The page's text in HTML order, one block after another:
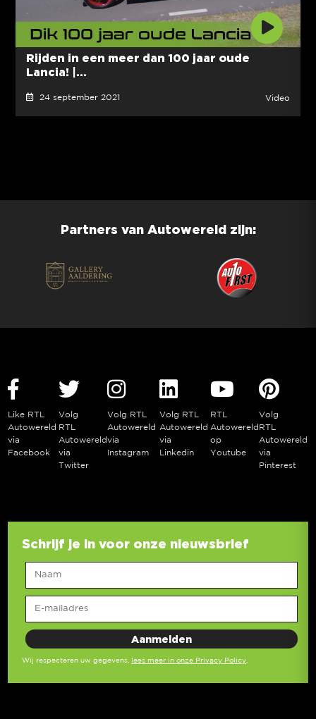
Rijden in een meer dan 100 jaar oude
Lancia! |...
24 september 2021 Video
Partners van Autowereld zijn:
Like RTL
Autowereld
via
Facebook
Volg
RTL
Autowereld
via
Twitter
Volg RTL
Autowereld
via
Instagram
Volg RTL
Autowereld
via
Linkedin
RTL
Autowereld
op
Youtube
Volg
RTL
Autowereld
via
Pinterest
Schrijf je in voor onze nieuwsbrief
Wij respecteren uw gegevens, lees meer in onze Privacy Policy